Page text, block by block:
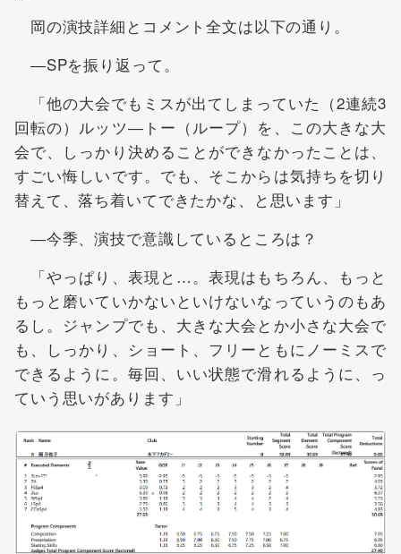
岡の演技詳細とコメント全文は以下の通り。
―SPを振り返って。
「他の大会でもミスが出てしまっていた（2連続3
回転の）ルッツ―トー（ループ）を、この大きな大
会で、しっかり決めることができなかったことは、
すごい悔しいです。でも、そこからは気持ちを切り
替えて、落ち着いてできたかな、と思います」
―今季、演技で意識しているところは？
「やっぱり、表現と…。表現はもちろん、もっと
もっと磨いていかないといけないなっていうのもあ
るし。ジャンプでも、大きな大会とか小さな大会で
も、しっかり、ショート、フリーともにノーミスで
できるように。毎回、いい状態で滑れるように、っ
ていう思いがあります」